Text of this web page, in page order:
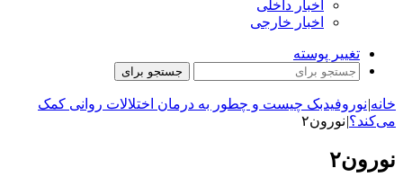
اخبار داخلی
اخبار خارجی
تغییر پوسته
جستجو برای
خانه|نوروفیدبک چیست و چطور به درمان اختلالات روانی کمک
می‌کند؟|نورون۲
نورون۲